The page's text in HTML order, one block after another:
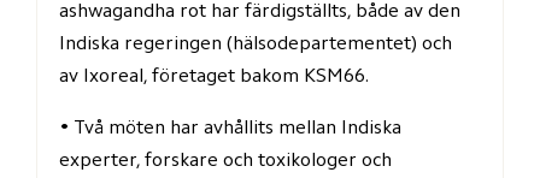
ashwagandha rot har färdigställts, både av den
Indiska regeringen (hälsodepartementet) och
av Ixoreal, företaget bakom KSM66.
• Två möten har avhållits mellan Indiska
experter, forskare och toxikologer och